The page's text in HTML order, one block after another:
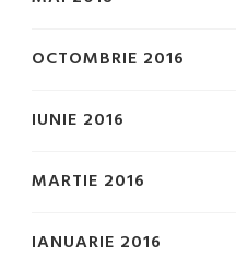
OCTOMBRIE 2016
IUNIE 2016
MARTIE 2016
IANUARIE 2016